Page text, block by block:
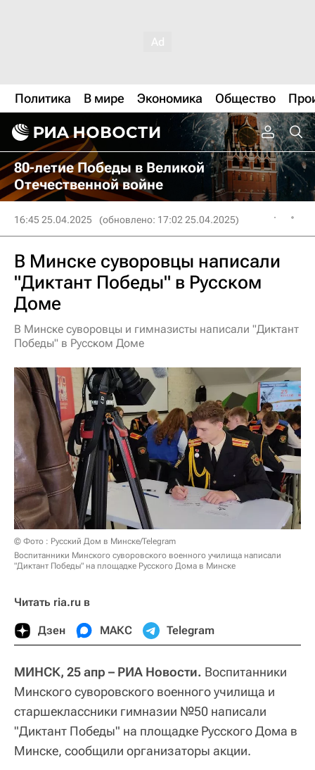
Политика В мире Экономика Общество
80-летие Победы в Великой
Отечественной войне
16:45 25.04.2025 (обновлено: 17:02 25.04.2025)
В Минске суворовцы написали
"Диктант Победы" в Русском
Доме
В Минске суворовцы и гимназисты написали "Диктант
Победы" в Русском Доме
© Фото : Русский Дом в Минске/Telegram
Воспитанники Минского суворовского военного училища написали
"Диктант Победы" на площадке Русского Дома в Минске
Читать ria.ru в
Дзен МАКС Telegram
МИНСК, 25 апр – РИА Новости. Воспитанники
Минского суворовского военного училища и
старшеклассники гимназии №50 написали
"Диктант Победы" на площадке Русского Дома в
Минске, сообщили организаторы акции.